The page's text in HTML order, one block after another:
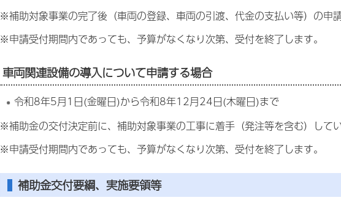
※補助対象事業の完了後（車両の登録、車両の引渡、代金の支払い等）の申
※申請受付期間内であっても、予算がなくなり次第、受付を終了します。
車両関連設備の導入について申請する場合
令和8年5月1日(金曜日)から令和8年12月24日(木曜日)まで
※補助金の交付決定前に、補助対象事業の工事に着手（発注等を含む）して
※申請受付期間内であっても、予算がなくなり次第、受付を終了します。
補助金交付要綱、実施要領等